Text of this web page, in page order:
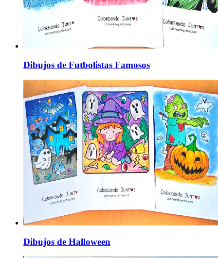
Dibujos de Futbolistas Famosos
Dibujos de Halloween